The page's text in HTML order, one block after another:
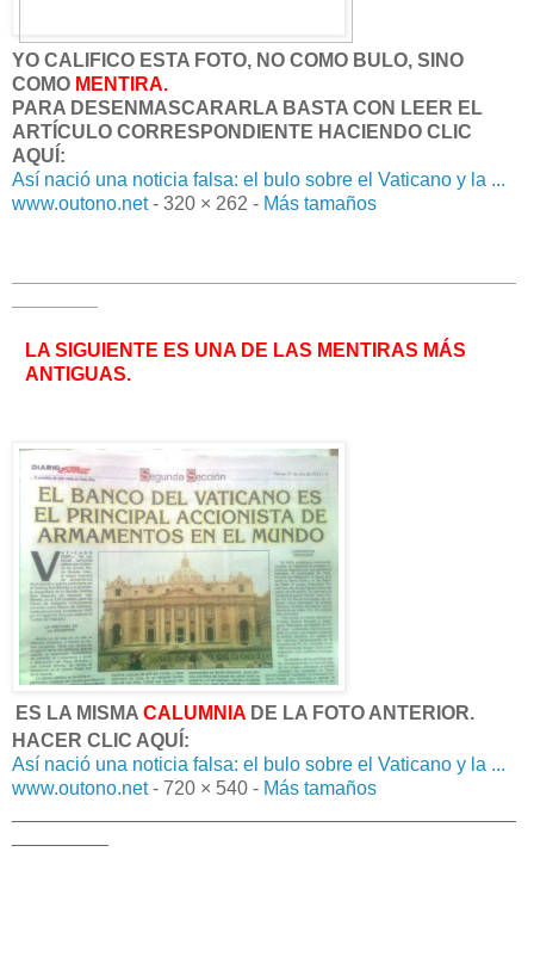
YO CALIFICO ESTA FOTO, NO COMO BULO, SINO
COMO MENTIRA.
PARA DESENMASCARARLA BASTA CON LEER EL
ARTÍCULO CORRESPONDIENTE HACIENDO CLIC
AQUÍ:
Así nació una noticia falsa: el bulo sobre el Vaticano y la ...
www.outono.net- 320 × 262 - Más tamaños
LA SIGUIENTE ES UNA DE LAS MENTIRAS MÁS
ANTIGUAS.
ES LA MISMA CALUMNIA DE LA FOTO ANTERIOR.
HACER CLIC AQUÍ:
Así nació una noticia falsa: el bulo sobre el Vaticano y la ...
www.outono.net- 720 × 540 - Más tamaños